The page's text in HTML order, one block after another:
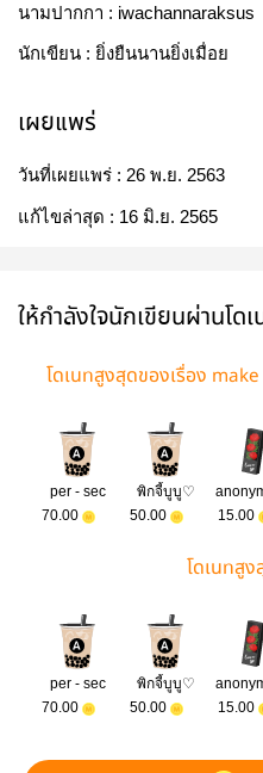
นามปากกา : iwachannaraksus
นักเขียน : ยิ่งยืนนานยิ่งเมื่อย
เผยแพร่
วันที่เผยแพร่ : 26 พ.ย. 2563
แก้ไขล่าสุด : 16 มิ.ย. 2565
ให้กำลังใจนักเขียนผ่านโด
โดเนทสูงสุดของเรื่อง
per - sec
70.00
พิกจี้บูบู♡
50.00
15.00
โดเนทสู
per - sec
70.00
พิกจี้บูบู♡
50.00
15.00